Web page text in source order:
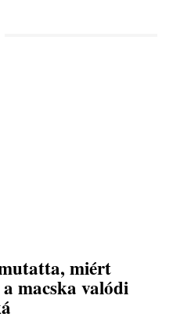
miért
macska valódi